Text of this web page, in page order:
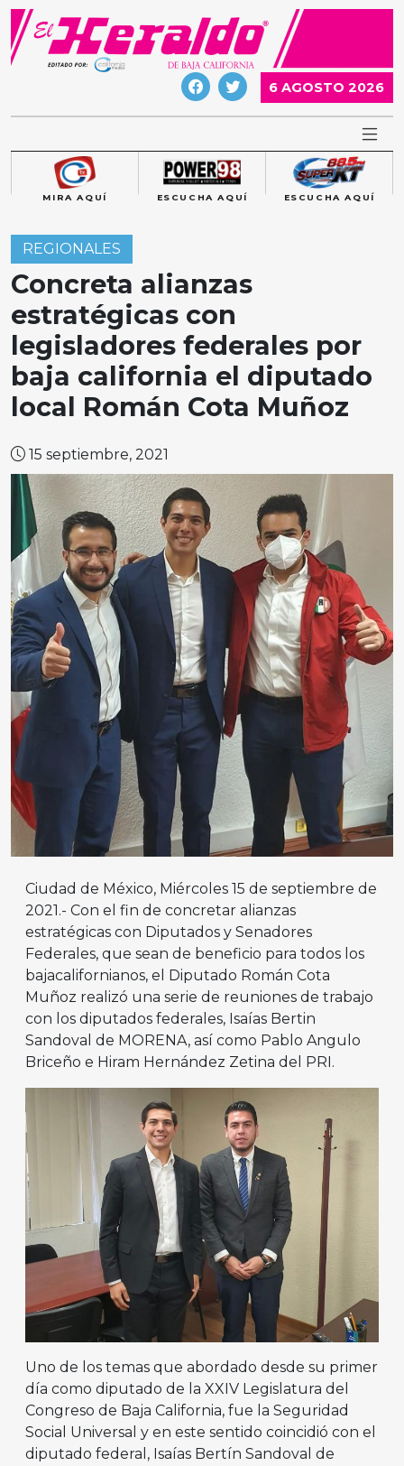
Skip
content
6 AGOSTO 2026
MIRA AQUÍ ESCUCHA AQUÍ ESCUCHA AQUÍ
REGIONALES
Concreta alianzas
estratégicas con
legisladores federales por
baja california el diputado
local Román Cota Muñoz
15 septiembre, 2021
Ciudad de México, Miércoles 15 de septiembre de
2021.- Con el fin de concretar alianzas
estratégicas con Diputados y Senadores
Federales, que sean de beneficio para todos los
bajacalifornianos, el Diputado Román Cota
Muñoz realizó una serie de reuniones de trabajo
con los diputados federales, Isaías Bertin
Sandoval de MORENA, así como Pablo Angulo
Briceño e Hiram Hernández Zetina del PRI.
Uno de los temas que abordado desde su primer
día como diputado de la XXIV Legislatura del
Congreso de Baja California, fue la Seguridad
Social Universal y en este sentido coincidió con el
diputado federal, Isaías Bertín Sandoval de